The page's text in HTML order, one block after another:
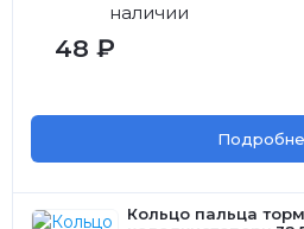
наличии
48 ₽
Кольцо пальца торм